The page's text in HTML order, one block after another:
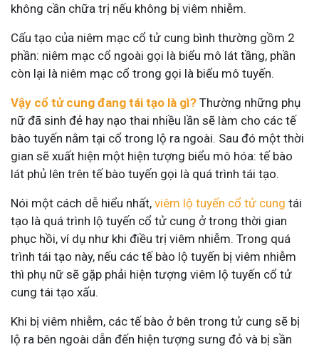
không cần chữa trị nếu không bị viêm nhiễm.
Cấu tạo của niêm mạc cổ tử cung bình thường gồm 2
phần: niêm mạc cổ ngoài gọi là biểu mô lát tầng, phần
còn lại là niêm mạc cổ trong gọi là biểu mô tuyến.
Vậy cổ tử cung đang tái tạo là gì? Thường những phụ
nữ đã sinh đẻ hay nạo thai nhiều lần sẽ làm cho các tế
bào tuyến nằm tại cổ trong lộ ra ngoài. Sau đó một thời
gian sẽ xuất hiện một hiện tượng biểu mô hóa: tế bào
lát phủ lên trên tế bào tuyến gọi là quá trình tái tạo.
Nói một cách dễ hiểu nhất, viêm lộ tuyến cổ tử cung tái
tạo là quá trình lộ tuyến cổ tử cung ở trong thời gian
phục hồi, ví dụ như khi điều trị viêm nhiễm. Trong quá
trình tái tạo này, nếu các tế bào lộ tuyến bị viêm nhiễm
thì phụ nữ sẽ gặp phải hiện tượng viêm lộ tuyến cổ tử
cung tái tạo xấu.
Khi bị viêm nhiễm, các tế bào ở bên trong tử cung sẽ bị
lộ ra bên ngoài dẫn đến hiện tượng sưng đỏ và bị sần